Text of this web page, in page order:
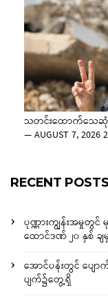
သတင်းထောက်သေဆုံး
—AUGUST 7, 2026
RECENT POSTS
ပုဏ္ဏားကျွန်းအမှုတွ
ထောင်ဒဏ် ၂၀ နှစ် ခ
အောင်ပန်းတွင် ပျ
ပျက်၌တွေ့ရှိ